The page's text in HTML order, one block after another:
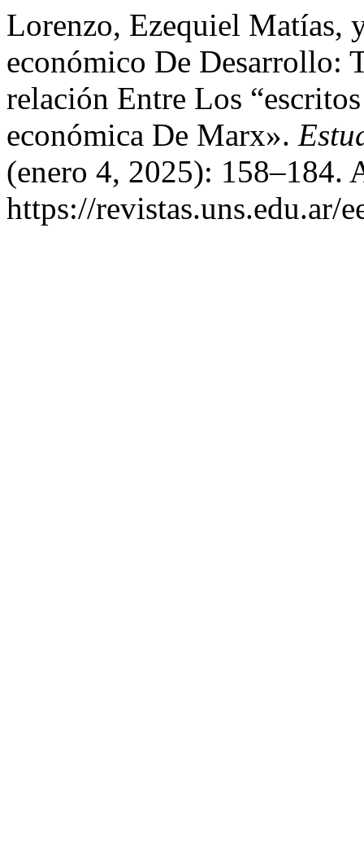
Lorenzo, Ezequiel Matías,
económico De Desarrollo:
relación Entre Los
económica De Marx».
(enero 4, 2025): 158–184.
https://revistas.uns.edu.ar/